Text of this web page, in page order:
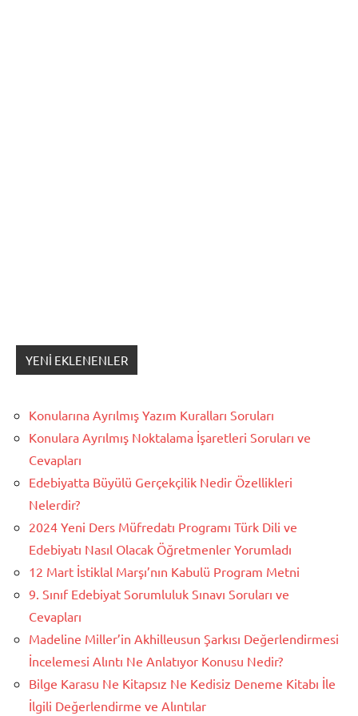
YENI EKLENENLER
Konularına Ayrılmış Yazım Kuralları Soruları
Konulara Ayrılmış Noktalama İşaretleri Soruları ve
Cevapları
Edebiyatta Büyülü Gerçekçilik Nedir Özellikleri
Nelerdir?
2024 Yeni Ders Müfredatı Programı Türk Dili ve
Edebiyatı Nasıl Olacak Öğretmenler Yorumladı
12 Mart İstiklal Marşı’nın Kabulü Program Metni
9. Sınıf Edebiyat Sorumluluk Sınavı Soruları ve
Cevapları
Madeline Miller’in Akhilleusun Şarkısı Değerlendirmesi
İncelemesi Alıntı Ne Anlatıyor Konusu Nedir?
Bilge Karasu Ne Kitapsız Ne Kedisiz Deneme Kitabı İle
İlgili Değerlendirme ve Alıntılar